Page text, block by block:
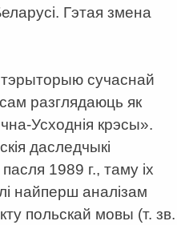
Гэтая змена
сучаснай
разглядаюць як
Усходнія крэсы».
даследчыкі
1989 г., таму іх
найперш аналізам
польскай мовы (т. зв.